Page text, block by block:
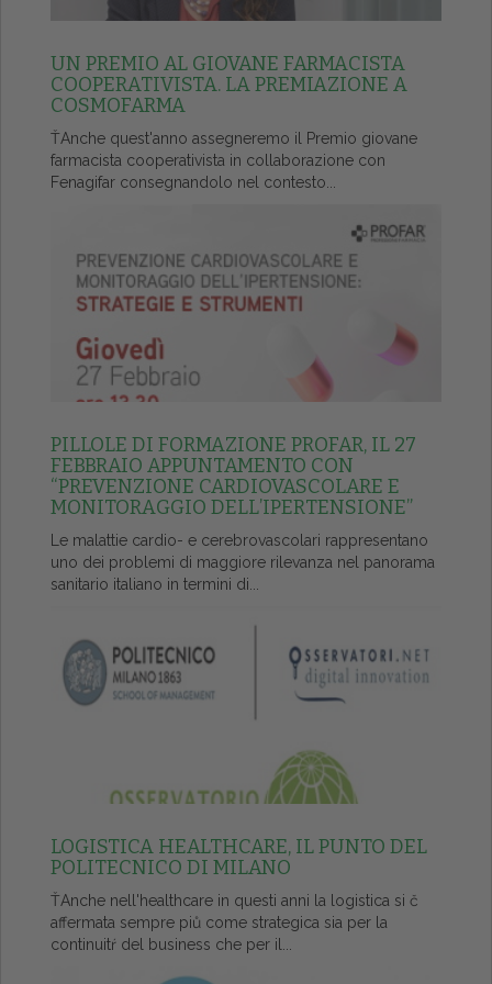
UN PREMIO AL GIOVANE FARMACISTA
COOPERATIVISTA. LA PREMIAZIONE A
COSMOFARMA
ŤAnche quest'anno assegneremo il Premio giovane
farmacista cooperativista in collaborazione con
Fenagifar consegnandolo nel contesto...
PILLOLE DI FORMAZIONE PROFAR, IL 27
FEBBRAIO APPUNTAMENTO CON
“PREVENZIONE CARDIOVASCOLARE E
MONITORAGGIO DELL’IPERTENSIONE”
Le malattie cardio- e cerebrovascolari rappresentano
uno dei problemi di maggiore rilevanza nel panorama
sanitario italiano in termini di...
LOGISTICA HEALTHCARE, IL PUNTO DEL
POLITECNICO DI MILANO
ŤAnche nell'healthcare in questi anni la logistica si č
affermata sempre piů come strategica sia per la
continuitŕ del business che per il...